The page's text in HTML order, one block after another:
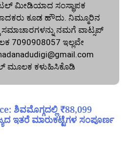
ಮೀಡಿಯಾದ ಸಂಸ್ಥಾಪಕ
ಕೂಡ ಹೌದು. ನಿಮ್ಮೂರಿನ
ಸಮಾಚಾರಗಳನ್ನು ನಮಗೆ ವಾಟ್ಸಪ್‌
7090908057 ಇಲ್ಲವೇ
ಮೂಲಕ ಕಳುಹಿಸಿಕೊಡಿ
ಶಿವಮೊಗ್ಗದಲ್ಲಿ ₹88,099
ಇತರೆ ಮಾರುಕಟ್ಟೆಗಳ ಸಂಪೂರ್ಣ